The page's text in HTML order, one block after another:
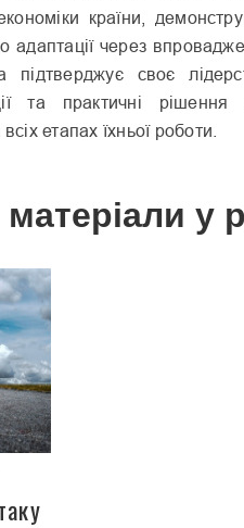
країни,
адаптації через
своє
та практичні рішення
етапах їхньої роботи.
матеріали у